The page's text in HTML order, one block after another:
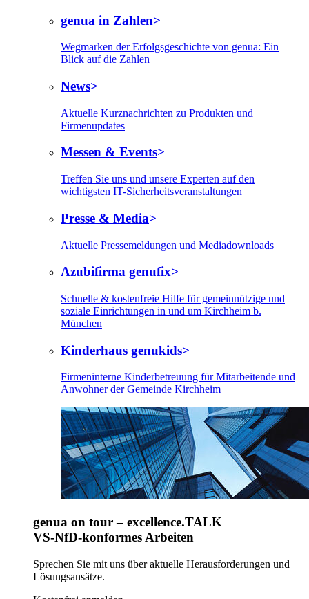
genua in Zahlen
Wegmarken der Erfolgsgeschichte von genua: Ein
Blick auf die Zahlen
News
Aktuelle Kurznachrichten zu Produkten und
Firmenupdates
Messen & Events
Treffen Sie uns und unsere Experten auf den
wichtigsten IT-Sicherheitsveranstaltungen
Presse & Media
Aktuelle Pressemeldungen und Mediadownloads
Azubifirma genufix
Schnelle & kostenfreie Hilfe für gemeinnützige und
soziale Einrichtungen in und um Kirchheim b.
München
Kinderhaus genukids
Firmeninterne Kinderbetreuung für Mitarbeitende und
Anwohner der Gemeinde Kirchheim
genua on tour – excellence.TALK
VS-NfD-konformes Arbeiten
Sprechen Sie mit uns über aktuelle Herausforderungen und
Lösungsansätze.